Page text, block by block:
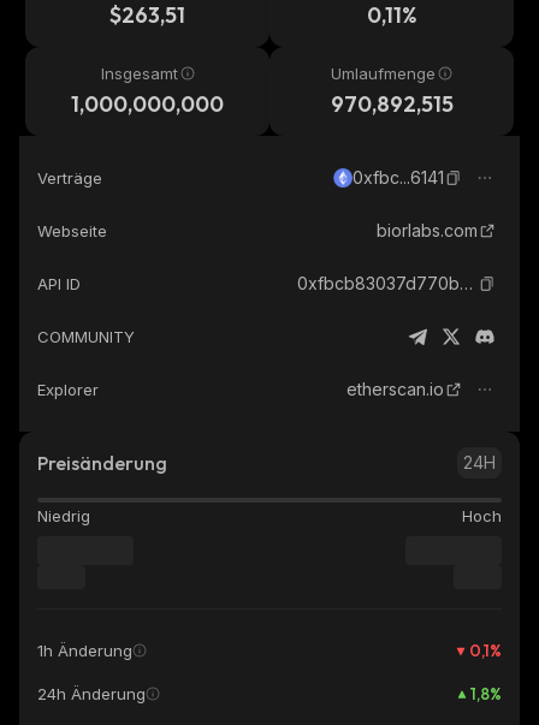
$263,51 0,11%
Insgesamt
1,000,000,000
Umlaufmenge
970,892,515
Verträge 0xfbc...6141
Webseite biorlabs.com
API ID 0xfbcb83037d770b28f758530022897362521b6141_ethereum
COMMUNITY
Explorer etherscan.io
Preisänderung 24H
Niedrig Hoch
1h Änderung 0,1%
24h Änderung 1,8%